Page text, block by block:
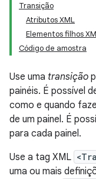
Transição
Atributos XML
Elementos filhos
Código de amostra
Use uma transição
painéis. É possível
como e quando
de um painel. É
para cada painel.
Use a tag XML
uma ou mais